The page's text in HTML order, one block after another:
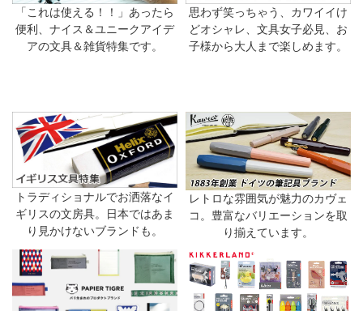
「これは使える！！」あったら
便利、ナイス＆ユニークアイデ
アの文具＆雑貨特集です。
思わず笑っちゃう、カワイイけ
どオシャレ、文具女子必見、お
子様から大人まで楽しめます。
トラディショナルでお洒落なイ
ギリスの文房具。日本ではあま
り見かけないブランドも。
レトロな雰囲気が魅力のカヴェ
コ。豊富なバリエーションを取
り揃えています。